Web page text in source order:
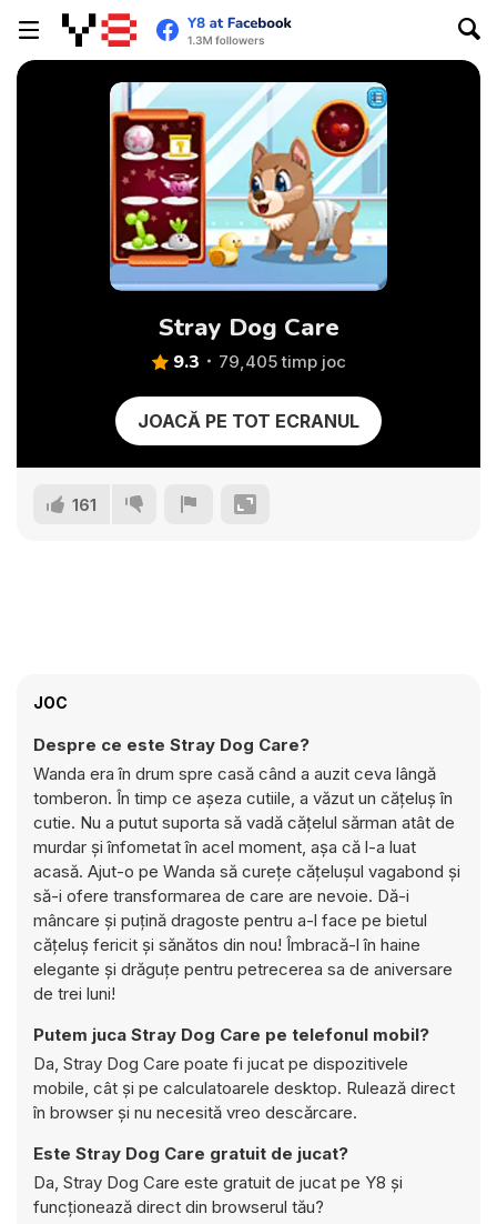
Stray Dog Care
9.3 79,405 timp joc
JOACĂ PE TOT ECRANUL
161
JOC
Despre ce este Stray Dog Care?
Wanda era în drum spre casă când a auzit ceva lângă
tomberon. În timp ce așeza cutiile, a văzut un cățeluș în
cutie. Nu a putut suporta să vadă cățelul sărman atât de
murdar și înfometat în acel moment, așa că l-a luat
acasă. Ajut-o pe Wanda să curețe cățelușul vagabond și
să-i ofere transformarea de care are nevoie. Dă-i
mâncare și puțină dragoste pentru a-l face pe bietul
cățeluș fericit și sănătos din nou! Îmbracă-l în haine
elegante și drăguțe pentru petrecerea sa de aniversare
de trei luni!
Putem juca Stray Dog Care pe telefonul mobil?
Da, Stray Dog Care poate fi jucat pe dispozitivele
mobile, cât și pe calculatoarele desktop. Rulează direct
în browser și nu necesită vreo descărcare.
Este Stray Dog Care gratuit de jucat?
Da, Stray Dog Care este gratuit de jucat pe Y8 și
funcționează direct din browserul tău?